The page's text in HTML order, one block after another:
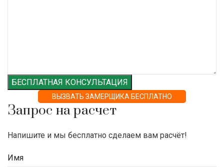
БЕСПЛАТНАЯ КОНСУЛЬТАЦИЯ
ВЫЗВАТЬ ЗАМЕРЩИКА БЕСПЛАТНО
Запрос на расчет
Напишите и мы бесплатно сделаем вам расчёт!
Имя